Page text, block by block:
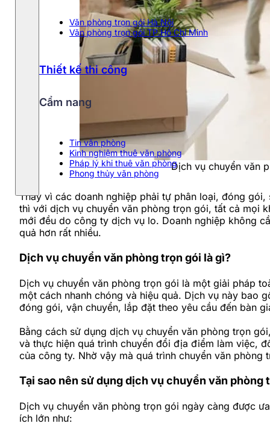
Văn phòng trọn gói Hà Nội
Văn phòng trọn gói TP.Hồ Chí Minh
Thiết kế thi công
Cẩm nang
Tin văn phòng
Kinh nghiệm thuê văn phòng
Pháp lý khi thuê văn phòng
Phong thủy văn phòng
Dịch vụ chuyển văn
Thay vì các doanh nghiệp phải tự phân loại, đóng
thì với dịch vụ chuyển văn phòng trọn gói, tất cả mọi
mới đều do công ty dịch vụ lo. Doanh nghiệp không
quả hơn rất nhiều.
Dịch vụ chuyển văn phòng trọn gói là gì?
Dịch vụ chuyển văn phòng trọn gói là một giải pháp
một cách nhanh chóng và hiệu quả. Dịch vụ này bao
đóng gói, vận chuyển, lắp đặt theo yêu cầu đến bàn
Bằng cách sử dụng dịch vụ chuyển văn phòng trọn
và thực hiện quá trình chuyển đổi địa điểm làm việc,
của công ty. Nhờ vậy mà quá trình chuyển văn
Tại sao nên sử dụng dịch vụ chuyển văn phòng
Dịch vụ chuyển văn phòng trọn gói ngày càng được
ích lớn như: